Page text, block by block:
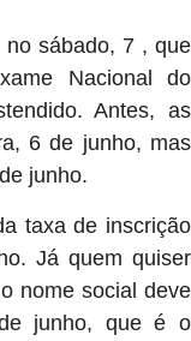
sábado, 7 , que
Nacional do
Antes, as
6 de junho, mas
junho.
taxa de inscrição
Já quem quiser
nome social deve
junho, que é o